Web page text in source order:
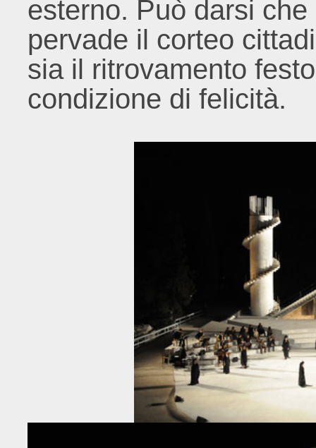
esterno. Può darsi che
pervade il corteo
sia il ritrovamento
condizione di felicità.